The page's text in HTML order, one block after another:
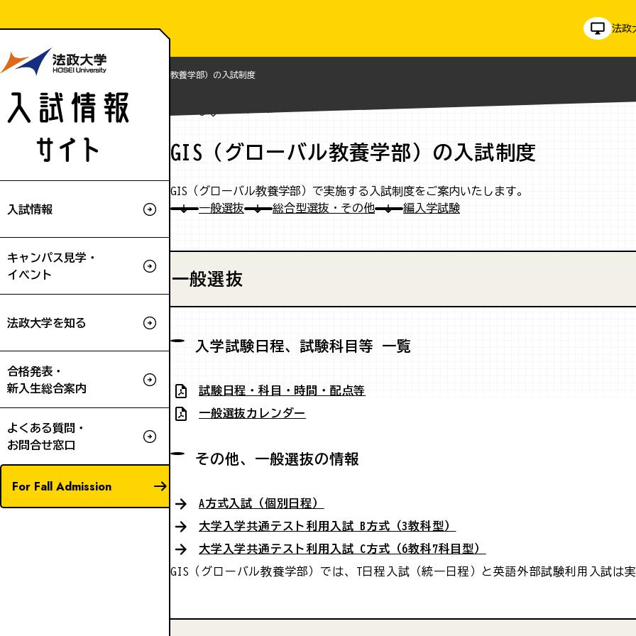
法政
Home 入試情報 GIS（グローバル教養学部）の入試制度
GIS（グローバル教養学部）の入試制度
GIS（グローバル教養学部）で実施する入試制度をご案内いたします。
一般選抜
総合型選抜・その他 編入学試験
一般選抜
入学試験日程、試験科目等 一覧
試験日程・科目・時間・配点等
一般選抜カレンダー
その他、一般選抜の情報
A方式入試（個別日程）
大学入学共通テスト利用入試 B方式（3教科型）
大学入学共通テスト利用入試 C方式（6教科7科目型）
GIS（グローバル教養学部）では、T日程入試（統一日程）と英語外部試験利用入試は実
入試情報
キャンパス見学・
イベント
法政大学を知る
合格発表・
新入生総合案内
よくある質問・
お問合せ窓口
For Fall Admission